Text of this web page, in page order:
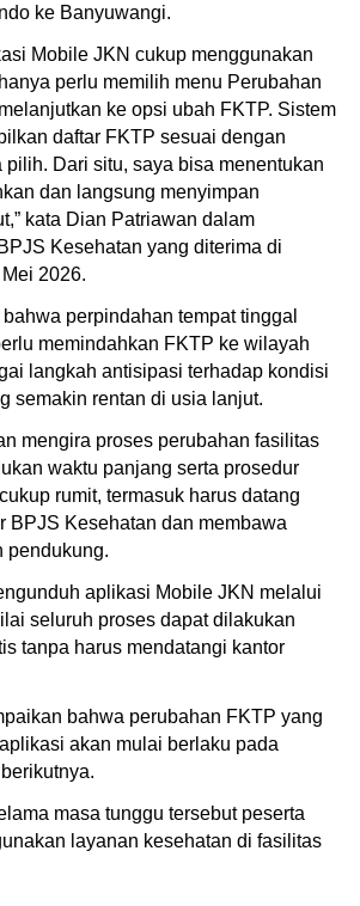
ke Banyuwangi.
Mobile JKN cukup menggunakan
perlu memilih menu Perubahan
ke opsi ubah FKTP. Sistem
daftar FKTP sesuai dengan
Dari situ, saya bisa menentukan
dan langsung menyimpan
kata Dian Patriawan dalam
Kesehatan yang diterima di
2026.
perpindahan tempat tinggal
memindahkan FKTP ke wilayah
langkah antisipasi terhadap kondisi
semakin rentan di usia lanjut.
mengira proses perubahan fasilitas
waktu panjang serta prosedur
rumit, termasuk harus datang
BPJS Kesehatan dan membawa
pendukung.
aplikasi Mobile JKN melalui
seluruh proses dapat dilakukan
tanpa harus mendatangi kantor
bahwa perubahan FKTP yang
akan mulai berlaku pada
masa tunggu tersebut peserta
layanan kesehatan di fasilitas